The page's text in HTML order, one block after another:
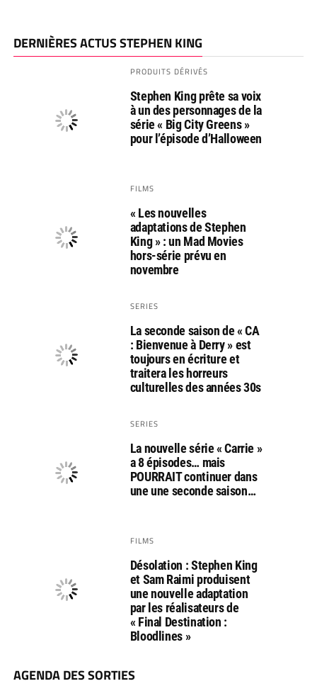
DERNIÈRES ACTUS STEPHEN KING
PRODUITS DÉRIVÉS
Stephen King prête sa voix
à un des personnages de la
série « Big City Greens »
pour l’épisode d’Halloween
FILMS
« Les nouvelles
adaptations de Stephen
King » : un Mad Movies
hors-série prévu en
novembre
SERIES
La seconde saison de « CA
: Bienvenue à Derry » est
toujours en écriture et
traitera les horreurs
culturelles des années 30s
SERIES
La nouvelle série « Carrie »
a 8 épisodes… mais
POURRAIT continuer dans
une une seconde saison…
FILMS
Désolation : Stephen King
et Sam Raimi produisent
une nouvelle adaptation
par les réalisateurs de
« Final Destination :
Bloodlines »
AGENDA DES SORTIES